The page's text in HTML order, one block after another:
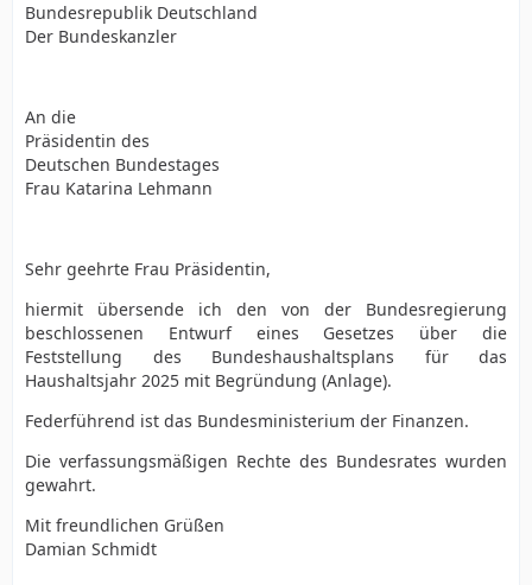
Bundesrepublik Deutschland
Der Bundeskanzler
An die
Präsidentin des
Deutschen Bundestages
Frau Katarina Lehmann
Sehr geehrte Frau Präsidentin,
hiermit übersende ich den von der Bundesregierung
beschlossenen Entwurf eines Gesetzes über die
Feststellung des Bundeshaushaltsplans für das
Haushaltsjahr 2025 mit Begründung (Anlage).
Federführend ist das Bundesministerium der Finanzen.
Die verfassungsmäßigen Rechte des Bundesrates wurden
gewahrt.
Mit freundlichen Grüßen
Damian Schmidt